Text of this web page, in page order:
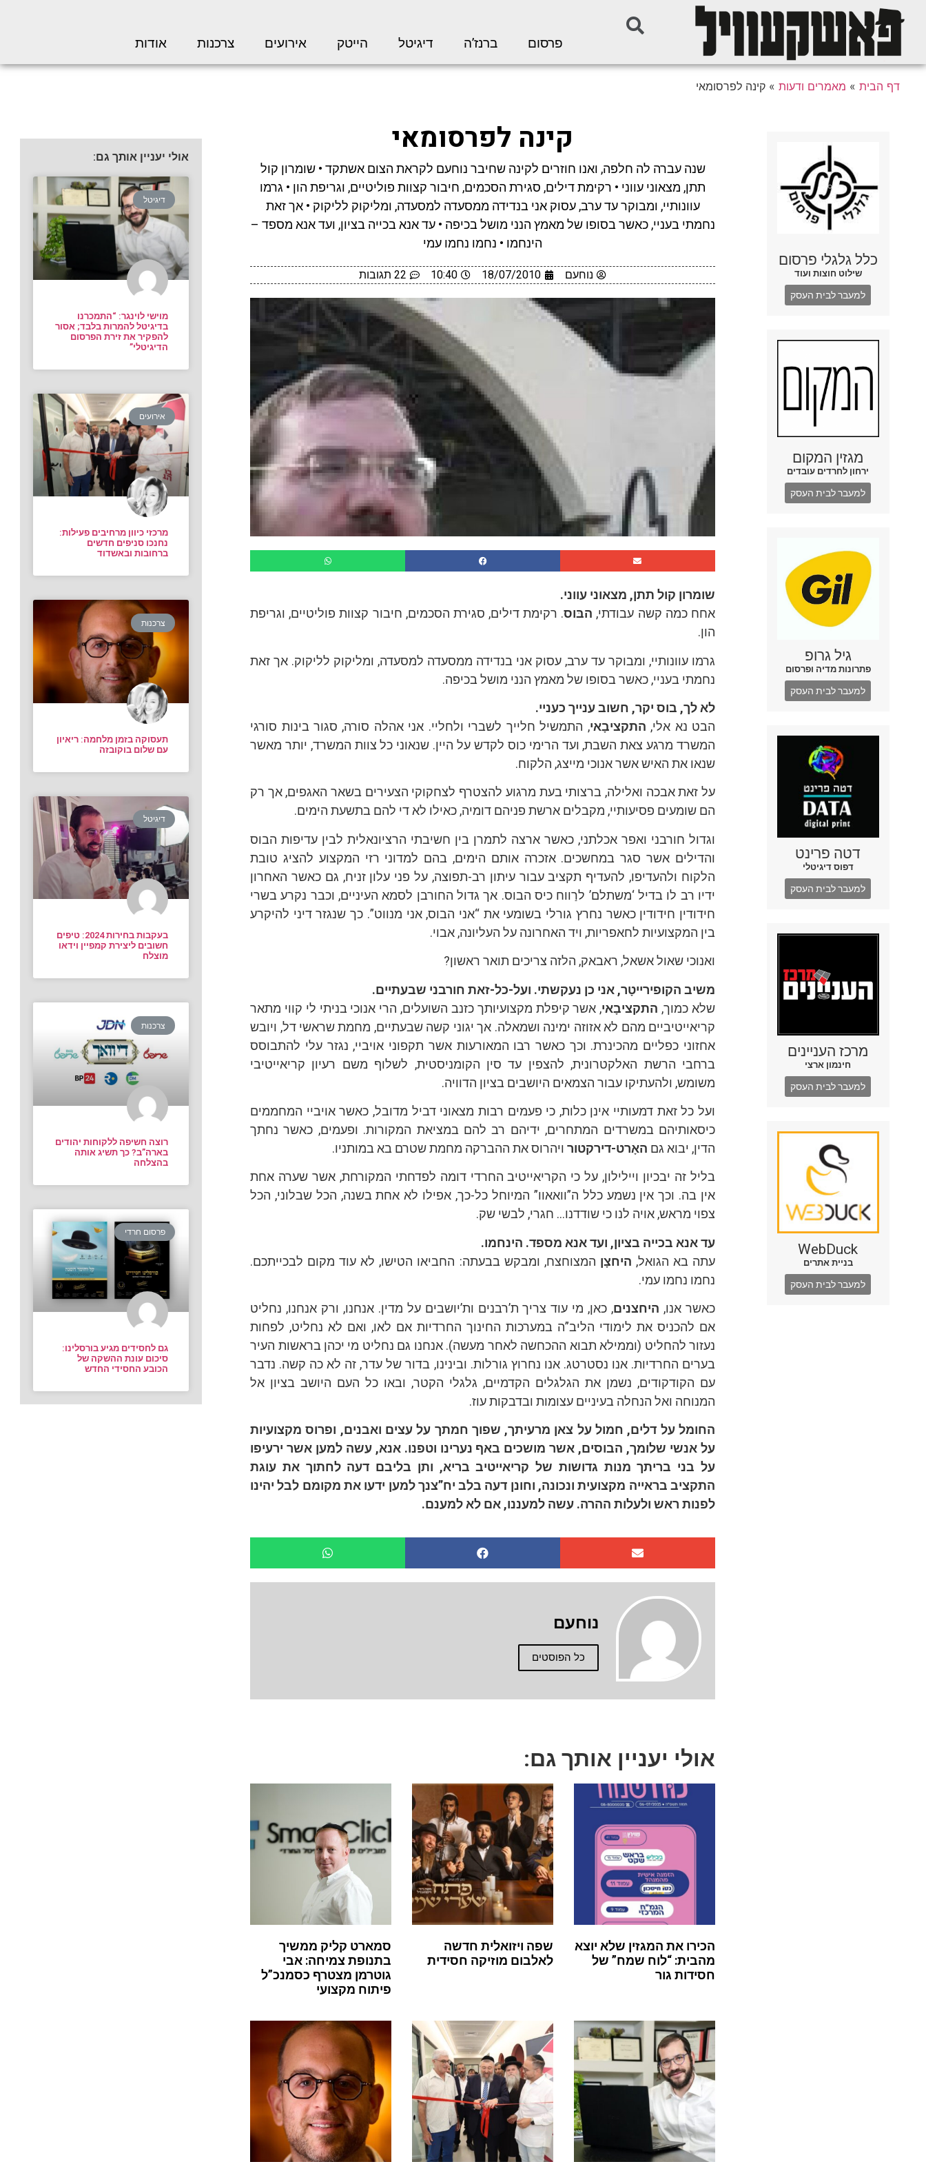
פרסום ברנז’ה דיגיטל הייטק אירועים צרכנות אודות
דף הבית » מאמרים ודעות »קינה לפרסומאי
כלל גלגלי פרסום
שילוט חוצות ועוד
למעבר לבית העסק
מגזין המקום
ירחון לחרדים עובדים
למעבר לבית העסק
גיל גרופ
פתרונות מדיה ופרסום
למעבר לבית העסק
דטה פרינט
דפוס דיגיטלי
למעבר לבית העסק
מרכז העניינים
חינמון ארצי
למעבר לבית העסק
WebDuck
בניית אתרים
למעבר לבית העסק
קינה לפרסומאי
שנה עברה לה חלפה, ואנו חוזרים לקינה שחיבר נוחעם לקראת הצום אשתקד • שומרון קול
תתן, מצאוני עווני • רקימת דילים, סגירת הסכמים, חיבור קצוות פוליטיים, וגריפת הון • גרמו
עוונותיי, ומבוקר עד ערב, עסוק אני בנדידה ממסעדה למסעדה, ומליקוק לליקוק • אך זאת
נחמתי בעניי, כאשר בסופו של מאמץ הנני מושל בכיפה • עד אנא בכייה בציון, ועד אנא מספד –
הינחמו • נחמו נחמו עמי
נוחעם 18/07/2010
10:40 22 תגובות
שומרון קול תתן, מצאוני עווני.
אחח כמה קשה עבודתי, הבּוס. רקימת דילים, סגירת הסכמים, חיבור קצוות פוליטיים, וגריפת
הון.
גרמו עוונותיי, ומבוקר עד ערב, עסוק אני בנדידה ממסעדה למסעדה, ומליקוק לליקוק. אך זאת
נחמתי בעניי, כאשר בסופו של מאמץ הנני מושל בכיפה.
לא לך, בוס יקר, חשוב ענייך כעניי.
הבט נא אלי, התקציבָאי, התמשיל חלייך לשברי ולחליי. אני אהלה סורה, סגור בינות סורגי
המשרד מרגע צאת השבת, ועד הרימי כוס לקדש על היין. שנאוני כל צוות המשרד, יותר מאשר
שנאו את האיש אשר אנוכי מייצג, הלקוח.
על זאת אבכה ואלילה, ברצותי בעת מרגוע להצטרף לצחקוקי הצעירים בשאר האגפים, אך רק
הם שומעים פסיעותיי, מקבלים ארשת פניהם דומיה, כאילו לא די להם בתשעת הימים.
וגדול חורבני ואפר אכלתני, כאשר ארצה לתמרן בין חשיבתי הרציונאלית לבין עדיפות הבוס
והדילים אשר סגר במחשכים. אזכרה אותם הימים, בהם למדוני רזי המקצוע להציג טובת
הלקוח ולהעדיפו, להעדיף תקציב עבור עיתון רב-תפוצה, על פני עלון זניח, גם כאשר האחרון
ידיו רב לו בדיל ‘משתלם’ לרַווח כיס הבוס. אך גדול החורבן לסמא העיניים, וכבר נקרע בשרי
חידודין חידודין כאשר נחרץ גורלי בשומעי את “אני הבוס, אני מנווט”. כך שנגזר דיני להיקרע
בין המקצועיות לחאפריות, ויד האחרונה על העליונה, אבוי.
ואנוכי שאול אשאל, ראבאק, הלזה צריכים תואר ראשון?
משיב הקופירייטָר, אני כן נעקשתי. ועל-כל-זאת חורבני שבעתיים.
שלא כמוך, התקציבָאי, אשר קיפלת מקצועיותך כזנב השועלים, הרי אנוכי בניתי לי קווי מתאר
קריאייטיביים מהם לא אזוזה ימינה ושמאלה. אך יגוני קשה שבעתיים, מחמת שראשי דל, ויובש
אחזוני כפליים מהכינרת. וכך כאשר רבו המאורעות אשר תקפוני אויביי, נגזר עלי להתבוסס
ברחבי הרשת האלקטרונית, להצפין עד סין הקומניסטית, לשלוף משם רעיון קריאייטיבי
משומש, ולהעתיקו עבור הצמאים היושבים בציון הדוויה.
ועל כל זאת דמעותיי אינן כלות, כי פעמים רבות מצאוני דביל מדובל, כאשר אויביי המחממים
כיסאותיהם במשרדים המתחרים, ידיהם רב להם במציאת המקורות. ופעמים, כאשר נחתך
הדין, יבוא גם האָרט-דירקטור ויהרוס את ההברקה מחמת שטרם בא במותניו.
בליל זה יבכיון ויילילון, על כי הקריאייטיב החרדי דומה לפדחתי המקורחת, אשר שערה אחת
אין בה. וכך אין נשמע כלל ה”וואאוו” המיוחל כל-כך, אפילו לא אחת בשנה, הכל שבלוני, הכל
צפוי מראש, אויה לנו כי שודדנו… חגרי, לבשי שק.
עד אנא בכייה בציון, ועד אנא מספד. הינחמו.
עתה בא הגואל, היחצָן המצוחצח, ומבקש בבעתה: החביאו הטישו, לא עוד מקום לבכייתכם.
נחמו נחמו עמי.
כאשר אנו, היחצנים, כאן, מי עוד צריך ת’רבנים ות’יושבים על מדין. אנחנו, ורק אנחנו, נחליט
אם להכניס את לימודי הליב”ה במערכות החינוך החרדיות אם לאו, ואם לא נחליט, לפחות
נעזור להחליט (וממילא תבוא ההכחשה לאחר מעשה). אנחנו גם נחליט מי יכהן בראשות העיר
בערים החרדיות. אנו נסטרטג. אנו נחרוץ גורלות. ובינינו, בדור של עדר, זה לא כה קשה. נדבר
עם הקודקודים, נשמן את הגלגלים הקדמיים, גלגלי הקטר, ובאו כל העם היושב בציון אל
המנוחה ואל הנחלה בעיניים עצומות ובדבקות עוז.
החומל על דלים, חמול על צאן מרעיתך, שפוך חמתך על עצים ואבנים, ופרוס מקצועיות
על אנשי שלומך, הבוסים, אשר מושכים באף נערינו וטפנו. אנא, עשה למען אשר ירעיפו
על בני בריתך מנות גדושות של קריאייטיב בריא, ותן בליבם דעה לחתוך את עוגת
התקציב בראייה מקצועית ונכונה, וחונן דעה בלב יח”צנך למען ידעו את מקומם לבל יהינו
לפנות ראש ולעלות ההרה. עשה למעננו, אם לא למענם.
נוחעם
כל הפוסטים
אולי יעניין אותך גם:
הכירו את המגזין שלא יוצא
מהבית: “לוח שמח” של
חסידות גור
שפה ויזואלית חדשה
לאלבום מוזיקה חסידית
סמארט קליק ממשיך
בתנופת צמיחה: אבי
גוטרמן מצטרף כסמנכ”ל
פיתוח מקצועי
אולי יעניין אותך גם:
דיגיטל
מוישי לוינגר: “התמכרנו
בדיגיטל להמרות בלבד; אסור
להפקיר את זירת הפרסום
הדיגיטלי”
אירועים
מרכזי כיוון מרחיבים פעילות:
נחנכו סניפים חדשים
ברחובות ובאשדוד
צרכנות
תעסוקה בזמן מלחמה: ריאיון
עם שלום בוקובזה
דיגיטל
בעקבות בחירות 2024: טיפים
חשובים ליצירת קמפיין וידאו
מוצלח
צרכנות
רוצה חשיפה ללקוחות יהודים
בארה”ב? כך תשיג אותה
בהצלחה
פרסום חרדי
גם לחסידים מגיע בורסלינו:
סיכום עונת ההשקה של
הכובע החסידי החדש